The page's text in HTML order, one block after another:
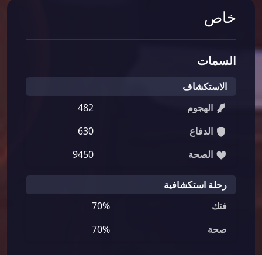
خاص
السمات
الاستكشاف
الهجوم
482
الدفاع
630
الصحة
9450
رحلة استكشافية
فتك
70%
صحة
70%